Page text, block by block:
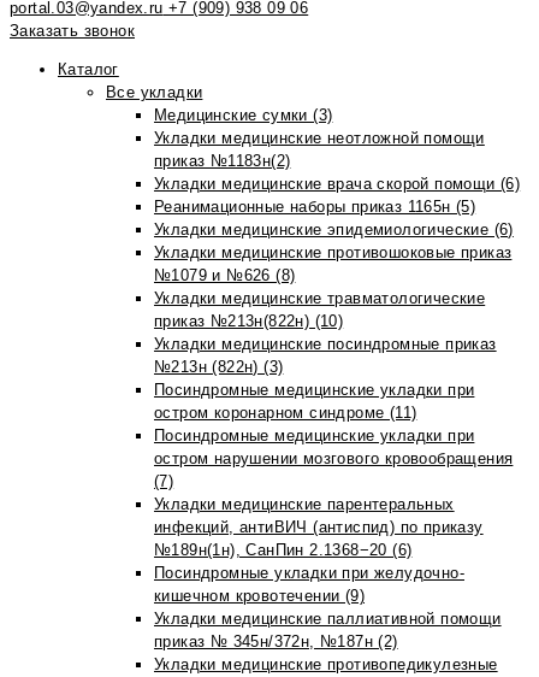
portal.03@yandex.ru +7 (909) 938 09 06
Заказать звонок
Каталог
Все укладки
Медицинские сумки (3)
Укладки медицинские неотложной помощи
приказ №1183н(2)
Укладки медицинские врача скорой помощи (6)
Реанимационные наборы приказ 1165н (5)
Укладки медицинские эпидемиологические (6)
Укладки медицинские противошоковые приказ
№1079 и №626 (8)
Укладки медицинские травматологические
приказ №213н(822н) (10)
Укладки медицинские посиндромные приказ
№213н (822н) (3)
Посиндромные медицинские укладки при
остром коронарном синдроме (11)
Посиндромные медицинские укладки при
остром нарушении мозгового кровообращения
(7)
Укладки медицинские парентеральных
инфекций, антиВИЧ (антиспид) по приказу
№189н(1н), СанПин 2.1368−20 (6)
Посиндромные укладки при желудочно-
кишечном кровотечении (9)
Укладки медицинские паллиативной помощи
приказ № 345н/372н, №187н (2)
Укладки медицинские противопедикулезные